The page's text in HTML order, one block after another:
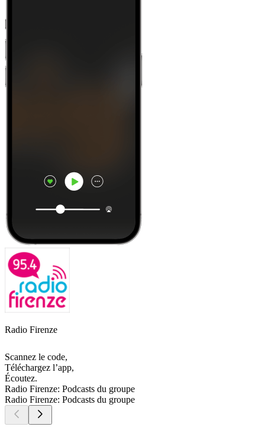
Radio Firenze
Scannez le code,
Téléchargez l’app,
Écoutez.
Radio Firenze: Podcasts du groupe
Radio Firenze: Podcasts du groupe